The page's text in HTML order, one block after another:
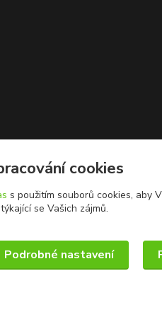
cookies
s použitím souborů cookies, aby
týkající se Vašich zájmů.
Podrobné nastavení